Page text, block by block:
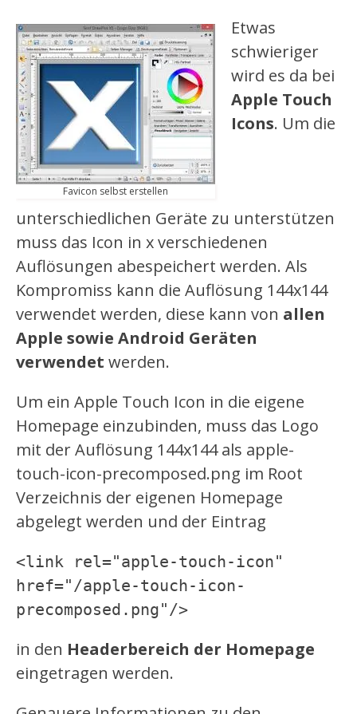
Favicon selbst erstellen
Etwas
schwieriger
wird es da bei
Apple Touch
Icons. Um die
unterschiedlichen Geräte zu unterstützen
muss das Icon in x verschiedenen
Auflösungen abespeichert werden. Als
Kompromiss kann die Auflösung 144x144
verwendet werden, diese kann von allen
Apple sowie Android Geräten
verwendet werden.
Um ein Apple Touch Icon in die eigene
Homepage einzubinden, muss das Logo
mit der Auflösung 144x144 als apple-
touch-icon-precomposed.png im Root
Verzeichnis der eigenen Homepage
abgelegt werden und der Eintrag
<link rel="apple-touch-icon"
href="/apple-touch-icon-
precomposed.png"/>
in den Headerbereich der Homepage
eingetragen werden.